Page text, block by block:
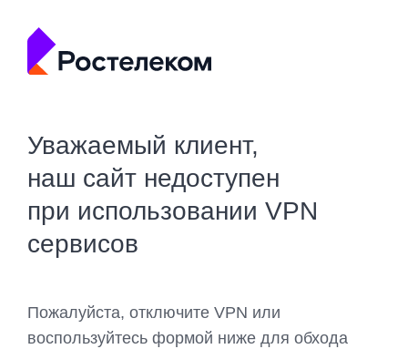
Уважаемый клиент,
наш сайт недоступен
при использовании VPN
сервисов
Пожалуйста, отключите VPN или
воспользуйтесь формой ниже для обхода